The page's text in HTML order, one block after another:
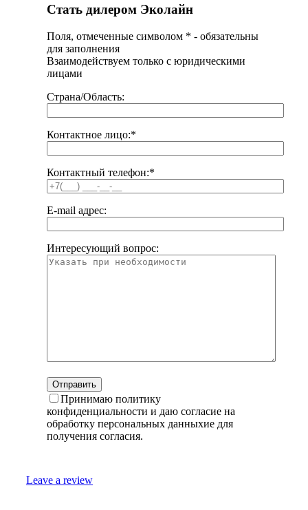
Стать дилером Эколайн
Поля, отмеченные символом * - обязательны
для заполнения
Взаимодействуем только с юридическими
лицами
Страна/Область:
Контактное лицо:*
Контактный телефон:*
E-mail адрес:
Интересующий вопрос:
Принимаю политику
конфиденциальности и даю согласие на
обработку персональных данныхие для
получения согласия.
Leave a review